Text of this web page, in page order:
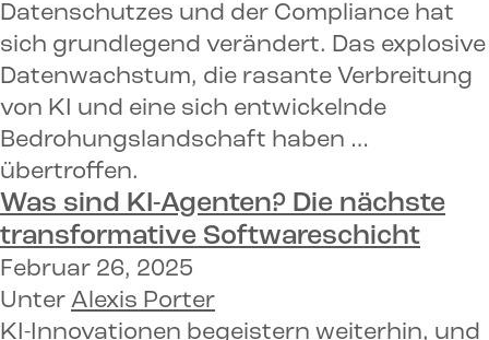
Datenschutzes und der Compliance hat
sich grundlegend verändert. Das explosive
Datenwachstum, die rasante Verbreitung
von KI und eine sich entwickelnde
Bedrohungslandschaft haben …
übertroffen.
Was sind KI-Agenten? Die nächste
transformative Softwareschicht
Februar 26, 2025
Unter Alexis Porter
KI-Innovationen begeistern weiterhin, und